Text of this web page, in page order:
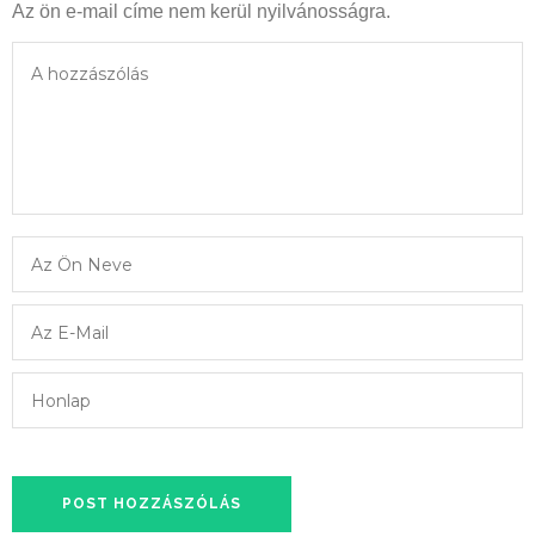
Az ön e-mail címe nem kerül nyilvánosságra.